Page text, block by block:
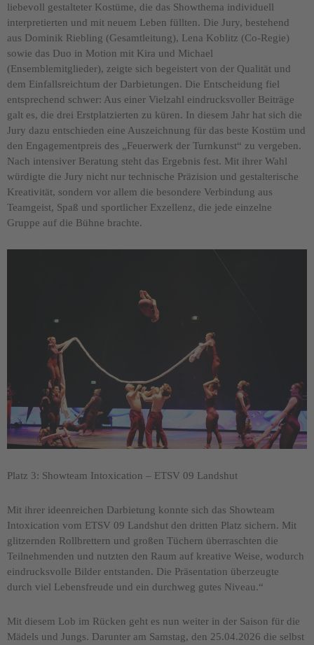
liebevoll gestalteter Kostüme, die das Showthema individuell
interpretierten und mit neuem Leben füllten. Die Jury, bestehend
aus Dominik Riebling (Gesamtleitung), Lena Koblitz (Co-Regie)
sowie das Duo in Motion mit Kira und Michael
(Ensemblemitglieder), zeigte sich begeistert von der Qualität und
dem Einfallsreichtum der Darbietungen. Die Entscheidung fiel
entsprechend schwer: Aus einer Vielzahl eindrucksvoller Beiträge
galt es, die drei Erstplatzierten zu küren. In diesem Jahr hat sich die
Jury dazu entschieden eine Auszeichnung für das beste Kostüm und
den Engagementpreis des „Feuerwerk der Turnkunst“ zu vergeben.
Nach intensiver Beratung steht das Ergebnis fest. Mit ihrer Wahl
würdigte die Jury nicht nur technische Präzision und gestalterische
Kreativität, sondern vor allem die besondere Verbindung aus
Teamgeist, Spaß und sportlicher Exzellenz, die jede einzelne
Gruppe auf die Bühne brachte.
Platz 3: Showteam Intoxication – ETSV 09 Landshut
Mit ihrer ideenreichen Darbietung konnte sich das Showteam
Intoxication vom ETSV 09 Landshut den dritten Platz sichern. Mit
glitzernden Rollbrettern und großen Tüchern überraschten die
Teilnehmenden und nutzten den Raum auf kreative Weise, wodurch
eindrucksvolle Bilder entstanden. Die Präsentation überzeugte
durch viel Lebensfreude und ein durchweg gutes Niveau.“
Mit diesem Lob im Rücken geht es nun weiter in der Saison für die
Mädels und Jungs. Darunter am Samstag, den 25.04.2026 die selbst